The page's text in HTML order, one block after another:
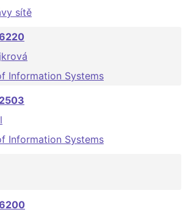
sítě
Information Systems
2503
Information Systems